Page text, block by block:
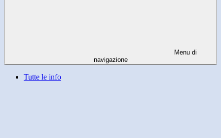
Menu di
navigazione
Tutte le info